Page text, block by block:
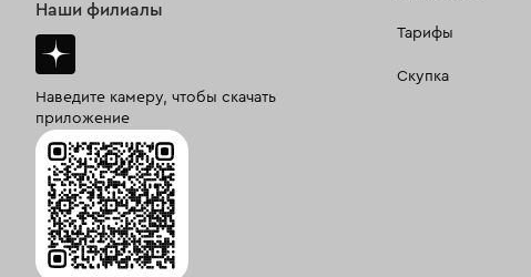
Тарифы
Скупка
Наши филиалы
Наведите камеру, чтобы скачать
приложение